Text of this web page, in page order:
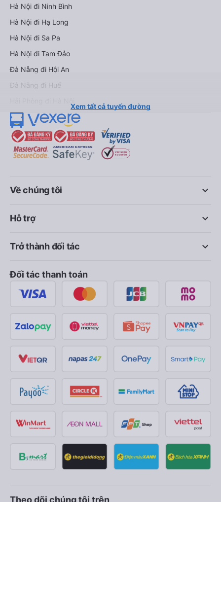
Hà Nội đi Ninh Bình
Hà Nội đi Hạ Long
Hà Nội đi Sa Pa
Hà Nội đi Tam Đảo
Đà Nẵng đi Hội An
Đà Nẵng đi Huế
Xem tất cả tuyến đường
keyboard_arrow_down
Về chúng tôi
keyboard_arrow_down
Hỗ trợ
keyboard_arrow_down
Trở thành đối tác
Đối tác thanh toán
Theo dõi chúng tôi trên